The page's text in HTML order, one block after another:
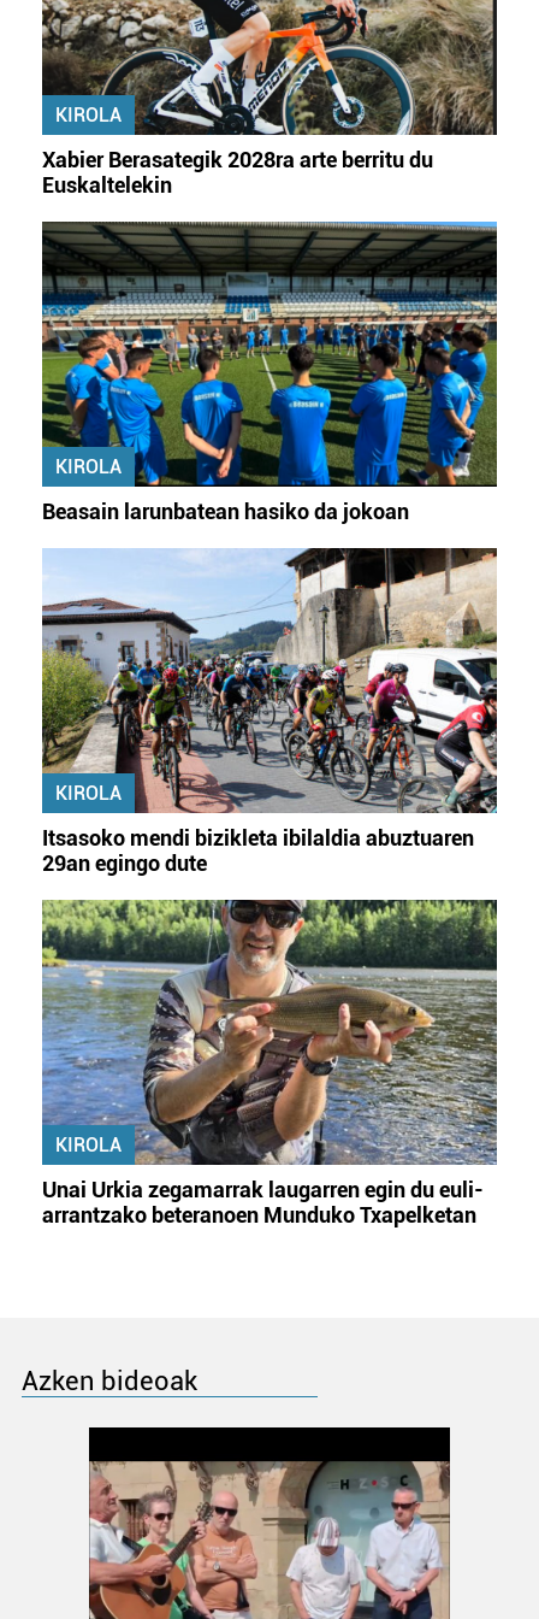
KIROLA
Xabier Berasategik 2028ra arte berritu du
Euskaltelekin
KIROLA
Beasain larunbatean hasiko da jokoan
KIROLA
Itsasoko mendi bizikleta ibilaldia abuztuaren
29an egingo dute
KIROLA
Unai Urkia zegamarrak laugarren egin du euli-
arrantzako beteranoen Munduko Txapelketan
Azken bideoak